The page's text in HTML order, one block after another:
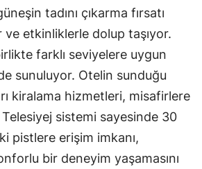
tadını çıkarma fırsatı
ve etkinliklerle dolup taşıyor.
farklı seviyelere uygun
sunuluyor. Otelin sunduğu
kiralama hizmetleri, misafirlere
Telesiyej sistemi sayesinde 30
pistlere erişim imkanı,
bir deneyim yaşamasını